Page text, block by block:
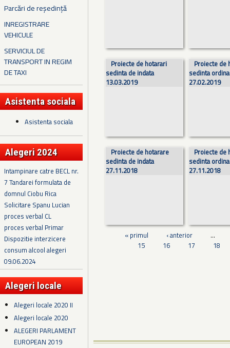
Parcări de reședință
INREGISTRARE
VEHICULE
SERVICIUL DE
TRANSPORT IN REGIM
DE TAXI
Asistenta sociala
Asistenta sociala
Alegeri 2024
Intampinare catre BECL nr.
7 Tandarei formulata de
domnul Ciobu Rica
Solicitare Spanu Lucian
proces verbal CL
proces verbal Primar
Dispozitie interzicere
consum alcool alegeri
09.06.2024
Alegeri locale
Alegeri locale 2020 II
Alegeri locale 2020
ALEGERI PARLAMENT
EUROPEAN 2019
Proiecte de hotarari
sedinta de indata
13.03.2019
Proiecte de
sedinta
27.02.2019
Proiecte de hotarare
sedinta de indata
27.11.2018
Proiecte de
sedinta
27.11.2018
« primul ‹ anterior
…
15
16 17 18